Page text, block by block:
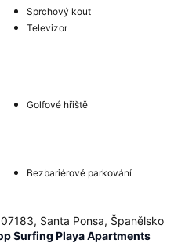
Sprchový kout
Televizor
Golfové hřiště
Bezbariérové parkování
Santa Ponsa, Španělsko
Surfing Playa Apartments